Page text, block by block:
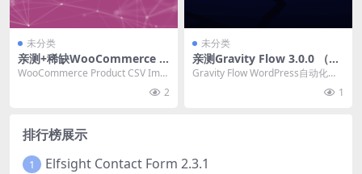
未分类
亲测+稀缺WooCommerce P
roduct CSV Import Suite 1.
WooCommerce Product CSV Imp
2
未分类
亲测Gravity Flow 3.0.0 （核
心插件）WordPress自动化流
程插件下载
Gravity Flow WordPress自动化流
1
排行榜展示
1 Elfsight Contact Form 2.3.1